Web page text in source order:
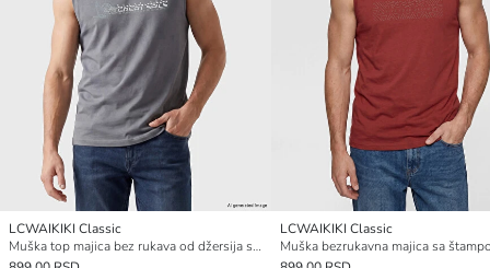
LCWAIKIKI Classic
Muška top majica bez rukava od džersija sa štampom i okruglim izrezom
LCWAIKIKI Classic